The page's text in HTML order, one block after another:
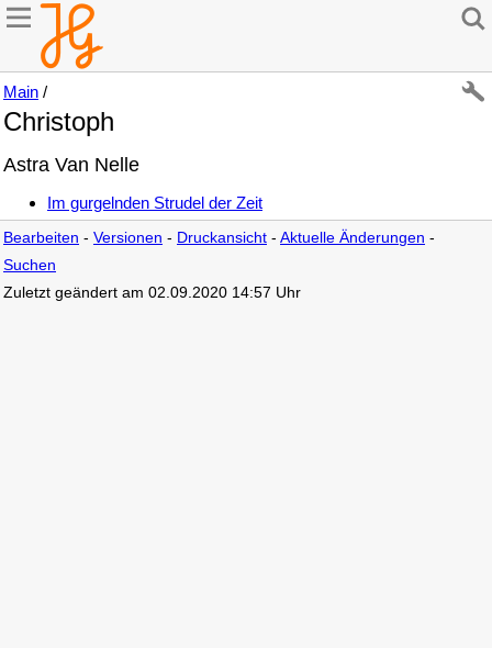
Main /
Christoph
Astra Van Nelle
Im gurgelnden Strudel der Zeit
Bearbeiten - Versionen - Druckansicht - Aktuelle Änderungen -
Suchen
Zuletzt geändert am 02.09.2020 14:57 Uhr